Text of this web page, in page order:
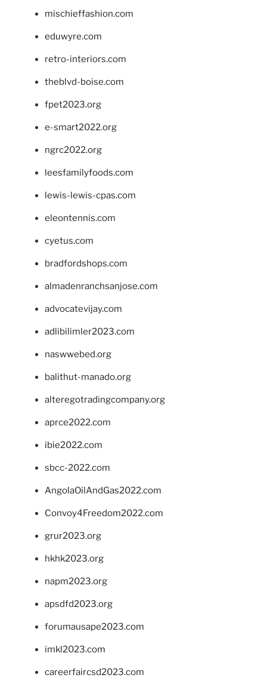
mischieffashion.com
eduwyre.com
retro-interiors.com
theblvd-boise.com
fpet2023.org
e-smart2022.org
ngrc2022.org
leesfamilyfoods.com
lewis-lewis-cpas.com
eleontennis.com
cyetus.com
bradfordshops.com
almadenranchsanjose.com
advocatevijay.com
adlibilimler2023.com
naswwebed.org
balithut-manado.org
alteregotradingcompany.org
aprce2022.com
ibie2022.com
sbcc-2022.com
AngolaOilAndGas2022.com
Convoy4Freedom2022.com
grur2023.org
hkhk2023.org
napm2023.org
apsdfd2023.org
forumausape2023.com
imkl2023.com
careerfaircsd2023.com